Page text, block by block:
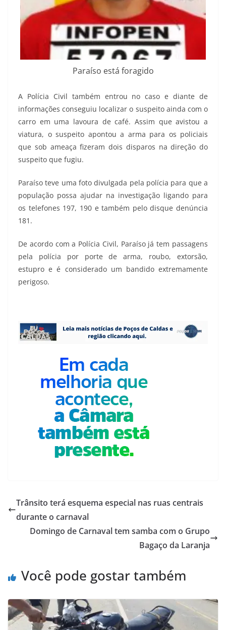
Paraíso está foragido
A Polícia Civil também entrou no caso e diante de
informações conseguiu localizar o suspeito ainda com o
carro em uma lavoura de café. Assim que avistou a
viatura, o suspeito apontou a arma para os policiais
que sob ameaça fizeram dois disparos na direção do
suspeito que fugiu.
Paraíso teve uma foto divulgada pela polícia para que a
população possa ajudar na investigação ligando para
os telefones 197, 190 e também pelo disque denúncia
181.
De acordo com a Polícia Civil, Paraíso já tem passagens
pela polícia por porte de arma, roubo, extorsão,
estupro e é considerado um bandido extremamente
perigoso.
Trânsito terá esquema especial nas ruas centrais
durante o carnaval
Domingo de Carnaval tem samba com o Grupo
Bagaço da Laranja
Você pode gostar também